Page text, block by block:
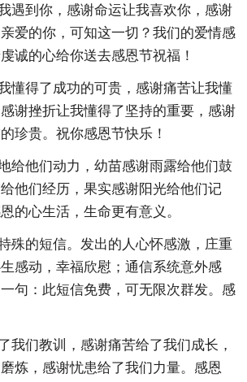
遇到你，感谢命运让我喜欢你，感谢
爱的你，可知这一切？我们的爱情感
诚的心给你送去感恩节祝福！
懂得了成功的可贵，感谢痛苦让我懂
谢挫折让我懂得了坚持的重要，感谢
珍贵。祝你感恩节快乐！
给他们动力，幼苗感谢雨露给他们鼓
他们经历，果实感谢阳光给他们记
的心生活，生命更有意义。
殊的短信。发出的人心怀感激，庄重
感动，幸福欣慰；通信系统意外感
句：此短信免费，可无限次群发。感
我们教训，感谢痛苦给了我们成长，
炼，感谢忧患给了我们力量。感恩